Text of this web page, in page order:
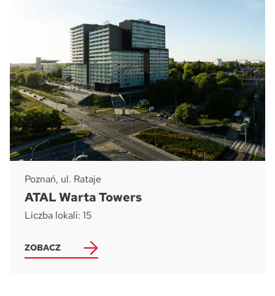
Poznań, ul. Rataje
ATAL Warta Towers
Liczba lokali: 15
ZOBACZ